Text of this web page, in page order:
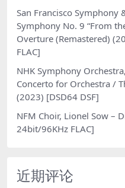
San Francisco Symphony
Symphony No. 9 “From
Overture (Remastered)
FLAC]
NHK Symphony
Concerto for Orchestra /
(2023) [DSD64 DSF]
NFM Choir, Lionel Sow –
24bit/96KHz FLAC]
近期评论